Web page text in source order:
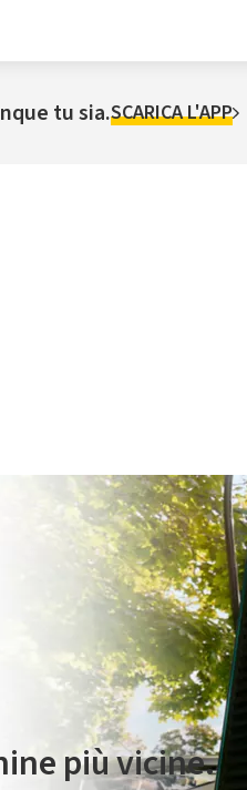
tu sia.SCARICA L'APP
da Plenitude On The Road
più vicine.